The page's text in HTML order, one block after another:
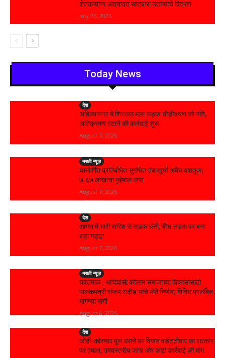
शेतकऱ्यांना अद्ययावत सातबारा उताऱ्यांचे वितरण
July 26, 2026
Today News
देश
अहिल्यानगर में शिरसाठ मला सड़क चौड़ीकरण को गति,
अतिक्रमण हटाने की कार्रवाई शुरू
August 7, 2026
मराठी न्यूज़
चामोर्शीत प्रतिबंधित सुगंधित तंबाखूची अवैध वाहतूक;
₹७.६७ लाखांचा मुद्देमाल जप्त
August 7, 2026
देश
आगरा में भारी बारिश से सड़क धंसी, बीच सड़क पर बना
बड़ा गड्ढा
August 7, 2026
मराठी न्यूज़
यवतमाळ : आदिवासी कोलाम समाजाच्या विकासासाठी
पालकमंत्री संजय राठोड यांचे मोठे निर्णय; विविध प्रलंबित
मागण्या मार्गी
August 6, 2026
देश
कोठी-कोरणार पुल धंसने पर विजय वडेट्टीवार का सरकार
पर हमला, उच्चस्तरीय जांच और कड़ी कार्रवाई की मांग